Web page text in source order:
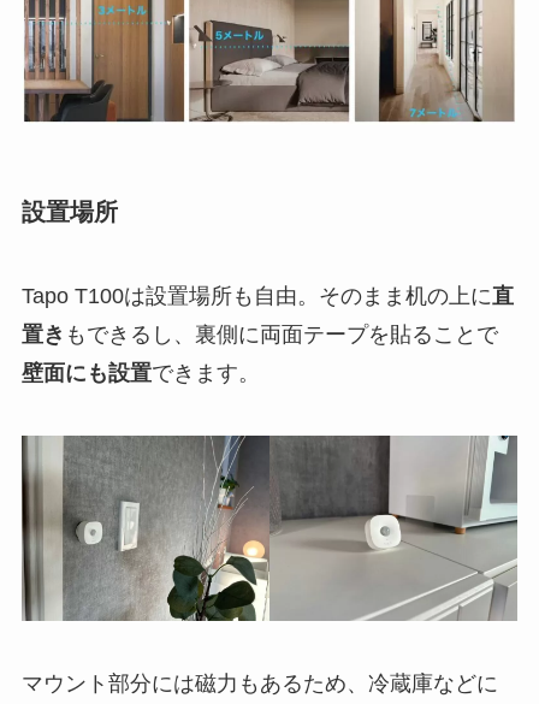
設置場所
Tapo T100は設置場所も自由。そのまま机の上に直
置き もできるし、裏側に両面テープを貼ることで
壁面にも設置できます。
マウント部分には磁力もあるため、冷蔵庫などに